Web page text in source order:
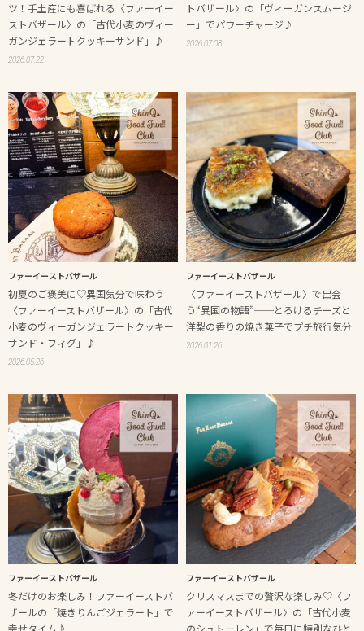
ツ！手土産にも喜ばれる〈ファーイー
ストバザール〉の「古代小麦のヴィー
ガンジェラートクッキーサンド」♪
2026.07.22
トバザール〉の「ヴィーガンスムージ
ー」でパワーチャージ♪
2026.07.08
ファーイーストバザール
初夏のご褒美に♡異国気分で味わう
〈ファーイーストバザール〉の「古代
小麦のヴィーガンジェラートクッキー
サンド・フィグ」♪
2026.05.26
ファーイーストバザール
〈ファーイーストバザール〉で出会
う“異国の物語”──とろけるチーズと
洋梨の香りの焼き菓子でプチ旅行気分
2026.01.26
ファーイーストバザール
冬だけのお楽しみ！ファーイーストバ
ザールの「焼きりんごジェラート」で
ファーイーストバザール
クリスマスまでの贅沢な楽しみ♡〈フ
ァーイーストバザール〉の「古代小麦